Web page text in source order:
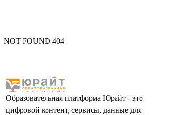
NOT FOUND 404
Образовательная платформа Юрайт - это
цифровой контент, сервисы, данные для